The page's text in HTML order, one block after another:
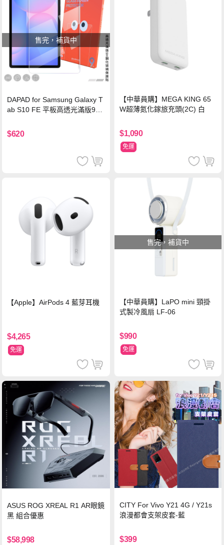
售完，補貨中
DAPAD for Samsung Galaxy T
ab S10 FE 平板高透光滿版9H
$620
【中華員購】MEGA KING 65
W超薄氮化鎵旅充頭(2C) 白
$1,090
免運
【Apple】AirPods 4 藍芽耳機
$4,265
免運
售完，補貨中
【中華員購】LaPO mini 頸掛
式製冷風扇 LF-06
$990
免運
ASUS ROG XREAL R1 AR眼鏡
黑 組合優惠
$58,998
CITY For Vivo Y21 4G / Y21s
浪漫都會支架皮套-藍
$399